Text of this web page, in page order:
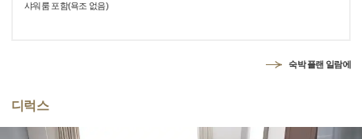
샤워룸 포함(욕조 없음)
숙박 플랜 일람에
디럭스